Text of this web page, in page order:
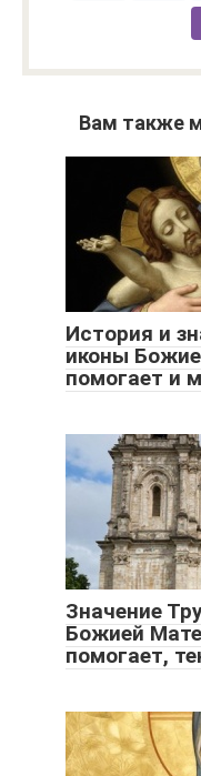
Вам также
История и
иконы
помогает и
Значение
Божией
помогает,